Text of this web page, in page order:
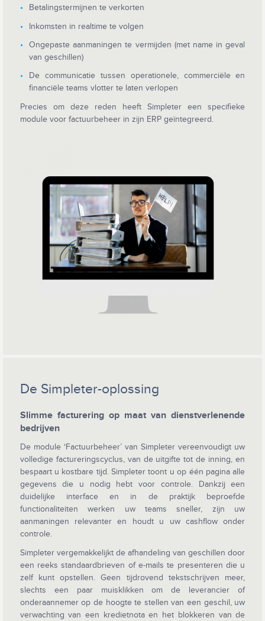
Betalingstermijnen te verkorten
Inkomsten in realtime te volgen
Ongepaste aanmaningen te vermijden (met name in geval
van geschillen)
De communicatie tussen operationele, commerciële en
financiële teams vlotter te laten verlopen
Precies om deze reden heeft Simpleter een specifieke
module voor factuurbeheer in zijn ERP geïntegreerd.
De Simpleter-oplossing
Slimme facturering op maat van dienstverlenende
bedrijven
De module ‘Factuurbeheer’ van Simpleter vereenvoudigt uw
volledige factureringscyclus, van de uitgifte tot de inning, en
bespaart u kostbare tijd. Simpleter toont u op één pagina alle
gegevens die u nodig hebt voor controle. Dankzij een
duidelijke interface en in de praktijk beproefde
functionaliteiten werken uw teams sneller, zijn uw
aanmaningen relevanter en houdt u uw cashflow onder
controle.
Simpleter vergemakkelijkt de afhandeling van geschillen door
een reeks standaardbrieven of e-mails te presenteren die u
zelf kunt opstellen. Geen tijdrovend tekstschrijven meer,
slechts een paar muisklikken om de leverancier of
onderaannemer op de hoogte te stellen van een geschil, uw
verwachting van een kredietnota en het blokkeren van de